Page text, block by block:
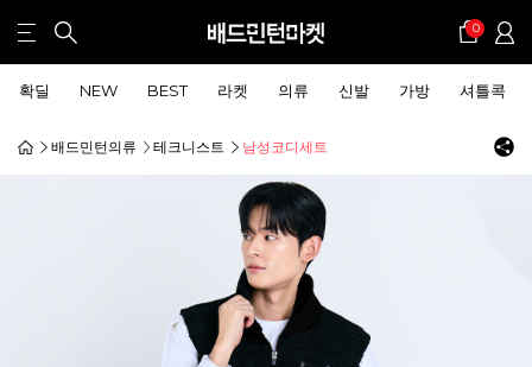
0
확딜 NEW BEST 라켓 의류 신발 가방 셔틀콕
배드민턴의류 테크니스트 남성코디세트